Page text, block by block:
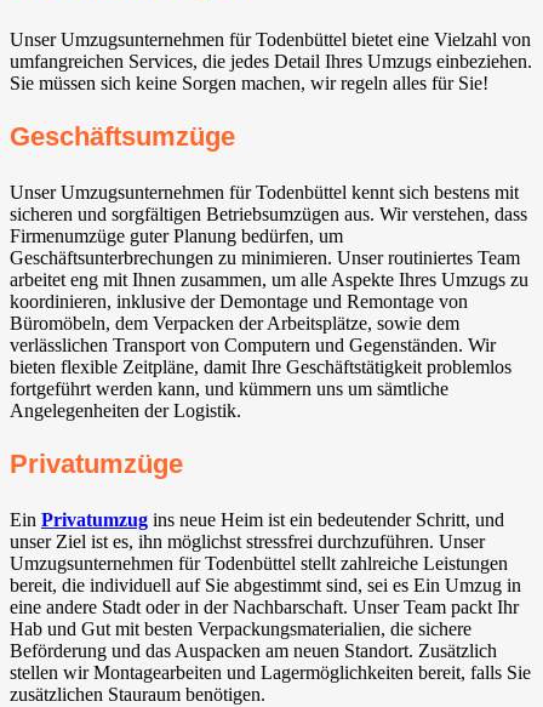
Unser Umzugsunternehmen für Todenbüttel bietet eine Vielzahl von
umfangreichen Services, die jedes Detail Ihres Umzugs einbeziehen.
Sie müssen sich keine Sorgen machen, wir regeln alles für Sie!
Geschäftsumzüge
Unser Umzugsunternehmen für Todenbüttel kennt sich bestens mit
sicheren und sorgfältigen Betriebsumzügen aus. Wir verstehen, dass
Firmenumzüge guter Planung bedürfen, um
Geschäftsunterbrechungen zu minimieren. Unser routiniertes Team
arbeitet eng mit Ihnen zusammen, um alle Aspekte Ihres Umzugs zu
koordinieren, inklusive der Demontage und Remontage von
Büromöbeln, dem Verpacken der Arbeitsplätze, sowie dem
verlässlichen Transport von Computern und Gegenständen. Wir
bieten flexible Zeitpläne, damit Ihre Geschäftstätigkeit problemlos
fortgeführt werden kann, und kümmern uns um sämtliche
Angelegenheiten der Logistik.
Privatumzüge
Ein Privatumzug ins neue Heim ist ein bedeutender Schritt, und
unser Ziel ist es, ihn möglichst stressfrei durchzuführen. Unser
Umzugsunternehmen für Todenbüttel stellt zahlreiche Leistungen
bereit, die individuell auf Sie abgestimmt sind, sei es Ein Umzug in
eine andere Stadt oder in der Nachbarschaft. Unser Team packt Ihr
Hab und Gut mit besten Verpackungsmaterialien, die sichere
Beförderung und das Auspacken am neuen Standort. Zusätzlich
stellen wir Montagearbeiten und Lagermöglichkeiten bereit, falls Sie
zusätzlichen Stauraum benötigen.